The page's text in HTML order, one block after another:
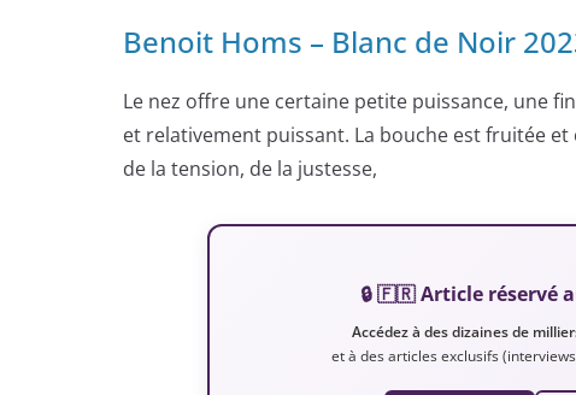
Benoit Homs – Blanc de Noir
Le nez offre une certaine petite puissance, une
et relativement puissant. La bouche est fruitée
de la tension, de la justesse,
🔒 🇫🇷 Article réservé
Accédez à des dizaines de
et à des articles exclusifs